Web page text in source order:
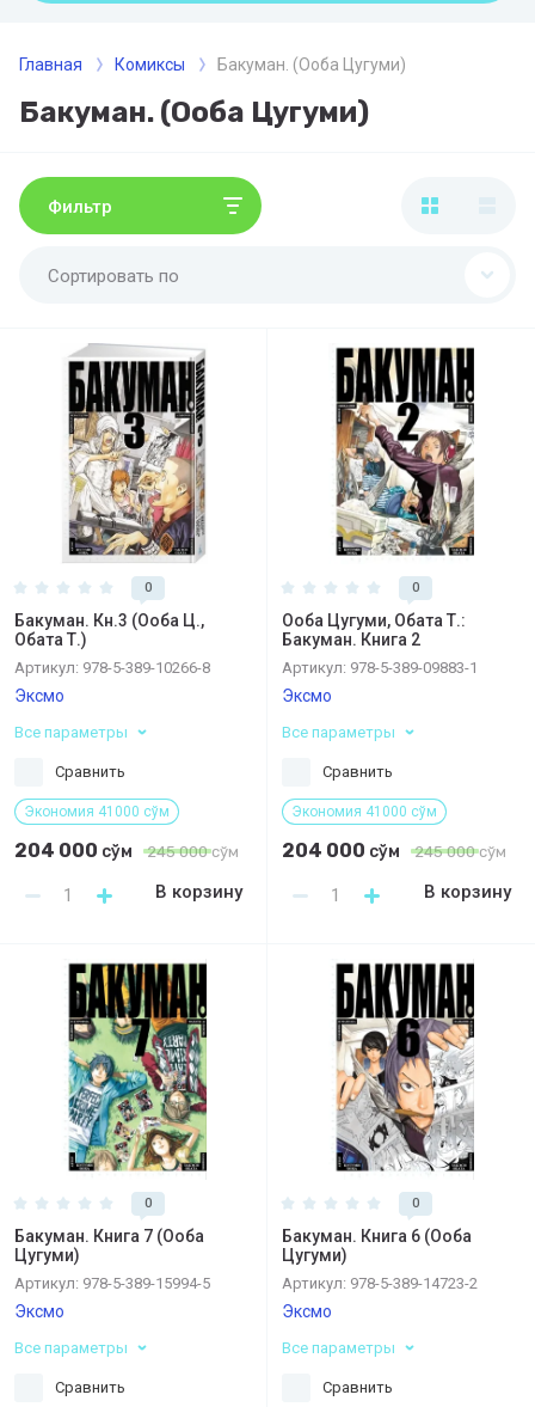
Главная Комиксы Бакуман. (Ооба Цугуми)
Бакуман. (Ооба Цугуми)
Фильтр
Сортировать по
0
Бакуман. Кн.3 (Ооба Ц.,
Обата Т.)
Артикул: 978-5-389-10266-8
Эксмо
Все параметры
Сравнить
Экономия 41000 сўм
204 000 сўм 245 000сўм
В корзину
0
Ооба Цугуми, Обата Т.:
Бакуман. Книга 2
Артикул: 978-5-389-09883-1
Эксмо
Все параметры
Сравнить
Экономия 41000 сўм
204 000 сўм 245 000сўм
В корзину
0
Бакуман. Книга 7 (Ооба
Цугуми)
Артикул: 978-5-389-15994-5
Эксмо
Все параметры
Сравнить
0
Бакуман. Книга 6 (Ооба
Цугуми)
Артикул: 978-5-389-14723-2
Эксмо
Все параметры
Сравнить